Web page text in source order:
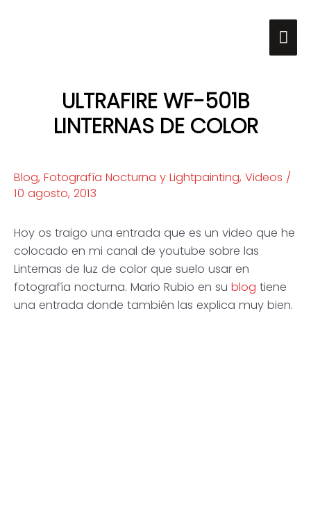
ULTRAFIRE WF-501B
LINTERNAS DE COLOR
Blog, Fotografía Nocturna y Lightpainting, Videos /
10 agosto, 2013
Hoy os traigo una entrada que es un video que he
colocado en mi canal de youtube sobre las
Linternas de luz de color que suelo usar en
fotografía nocturna. Mario Rubio en su blog tiene
una entrada donde también las explica muy bien.